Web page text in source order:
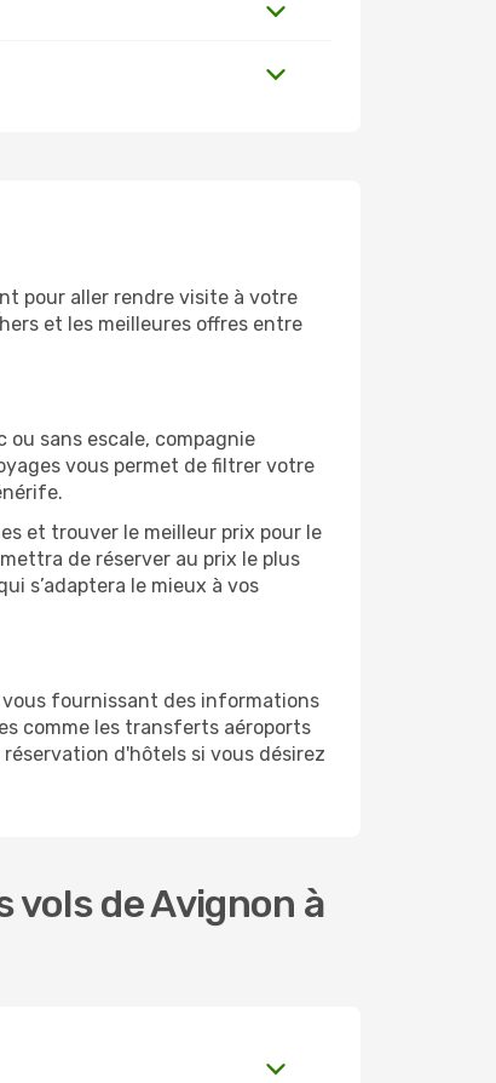
pour aller rendre visite à votre
et les meilleures offres entre
ou sans escale, compagnie
vous permet de filtrer votre
et trouver le meilleur prix pour le
de réserver au prix le plus
s’adaptera le mieux à vos
fournissant des informations
comme les transferts aéroports
d'hôtels si vous désirez
de Avignon à